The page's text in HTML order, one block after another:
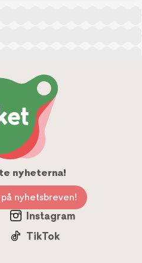
nyheterna!
nyhetsbreven!
Instagram
TikTok